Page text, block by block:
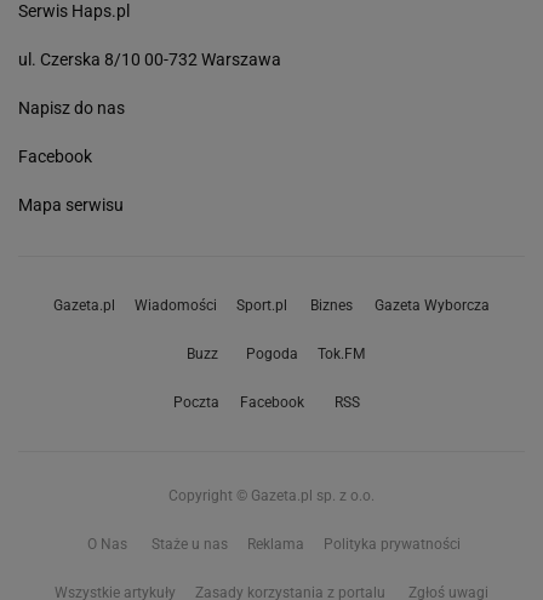
Serwis Haps.pl
ul. Czerska 8/10 00-732 Warszawa
Napisz do nas
Facebook
Mapa serwisu
Gazeta.pl Wiadomości Sport.pl Biznes Gazeta Wyborcza
Buzz Pogoda Tok.FM
Poczta Facebook RSS
Copyright © Gazeta.pl sp. z o.o.
O Nas Staże u nas Reklama Polityka prywatności
Wszystkie artykuły Zasady korzystania z portalu Zgłoś uwagi